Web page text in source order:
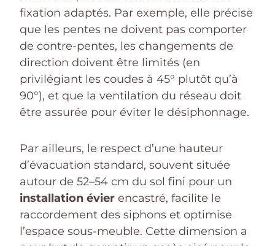
fixation adaptés. Par exemple, elle précise
que les pentes ne doivent pas comporter
de contre-pentes, les changements de
direction doivent être limités (en
privilégiant les coudes à 45° plutôt qu’à
90°), et que la ventilation du réseau doit
être assurée pour éviter le désiphonnage.
Par ailleurs, le respect d’une hauteur
d’évacuation standard, souvent située
autour de 52–54 cm du sol fini pour un
installation évier encastré, facilite le
raccordement des siphons et optimise
l’espace sous-meuble. Cette dimension a